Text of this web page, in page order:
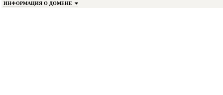
ИНФОРМАЦИЯ О ДОМЕНЕ